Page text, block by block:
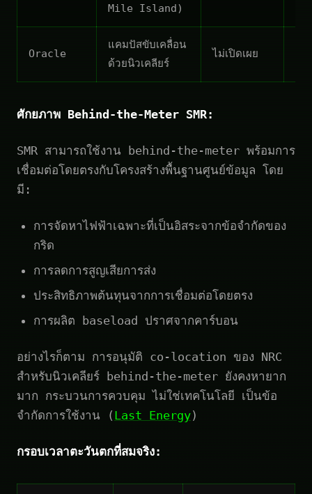
Mile Island)
Oracle
แคมปัสขับเคลื่อน
ด้วยนิวเคลียร์
ไม่เปิดเผย
ศักยภาพ Behind-the-Meter SMR:
SMR สามารถใช้งาน behind-the-meter พร้อมการ
เชื่อมต่อโดยตรงกับโครงสร้างพื้นฐานศูนย์ข้อมูล โดย
มี:
การจัดหาไฟฟ้าเฉพาะที่เป็นอิสระจากข้อจำกัดของ
กริด
การลดการสูญเสียการส่ง
ประสิทธิภาพต้นทุนจากการเชื่อมต่อโดยตรง
การผลิต baseload ปราศจากคาร์บอน
อย่างไรก็ตาม การอนุมัติ co-location ของ NRC
สำหรับนิวเคลียร์ behind-the-meter ยังคงหายาก
มาก กระบวนการควบคุม ไม่ใช่เทคโนโลยี เป็นข้อ
จำกัดการใช้งาน ( Last Energy)
กรอบเวลาตะวันตกที่สมจริง: